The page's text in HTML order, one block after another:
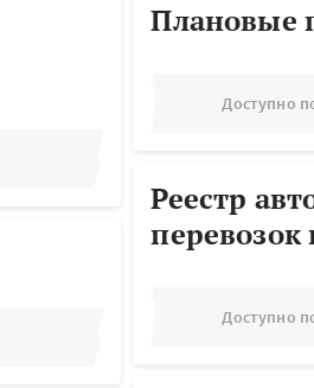
Плановые
Доступно
Реестр
перевозок
Доступно